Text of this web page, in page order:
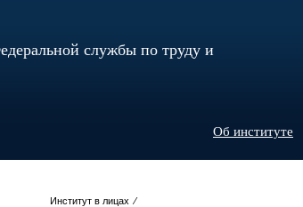
службы по труду и
Об институте
Институт в лицах ⁄